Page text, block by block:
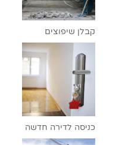
קבלן שיפוצים
כניסה לדירה חדשה